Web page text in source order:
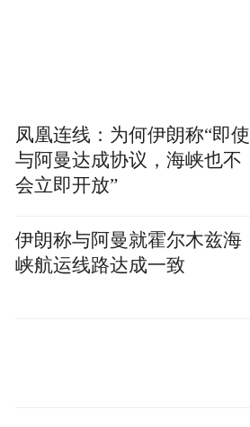
凤凰连线：为何伊朗称“即使
与阿曼达成协议，海峡也不
会立即开放”
伊朗称与阿曼就霍尔木兹海
峡航运线路达成一致